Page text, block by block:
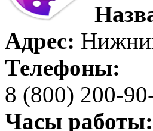
Адрес:
Телефоны:
8 (800) 200-
Часы работы: